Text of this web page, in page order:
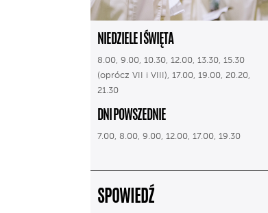
NIEDZIELE I ŚWIĘTA
8.00, 9.00, 10.30, 12.00, 13.30, 15.30
(oprócz VII i VIII), 17.00, 19.00, 20.20,
21.30
DNI POWSZEDNIE
7.00, 8.00, 9.00, 12.00, 17.00, 19.30
SPOWIEDŹ